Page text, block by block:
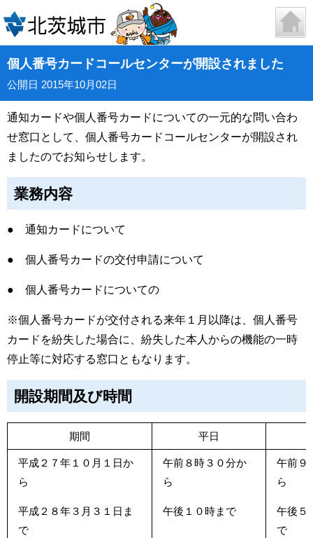
個人番号カードコールセンターが開設されました
公開日 2015年10月02日
通知カードや個人番号カードについての一元的な問い合わ
せ窓口として、個人 番号カードコールセンターが開設され
ましたのでお知らせします。
業務内容
● 通知カードについて
● 個人番号カードの交付申請について
● 個人番号カードについての
※個人番号カードが交付される来年１月以降は、個人番号
カードを紛失した場合に、紛失した本人からの機能の一時
停止等に対応する窓口ともなります。
開設期間及び時間
期間 平日
平成２７年１０月１日か
ら
平成２８年３月３１日ま
で
午前８時３０分か
ら
午後１０時まで
午前９
ら
午後５
で